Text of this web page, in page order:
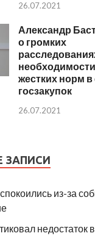
26.07.2021
Александр
о громких
жестких норм
госзакупок
26.07.2021
ЗАПИСИ
из-за
недостаток